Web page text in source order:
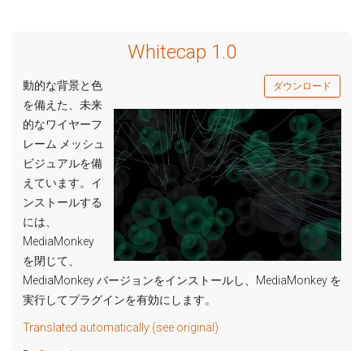
Whitecap 1.0
ダウンロード
動的な背景と色
を備えた、未来
的なワイヤーフ
レーム メッシュ
ビジュアルを備
えています。イ
ンストールする
には、
MediaMonkey
を閉じて、
MediaMonkey バージョンをインストールし、MediaMonkey を
実行してプラグインを有効にします。
Translated automatically (see original)